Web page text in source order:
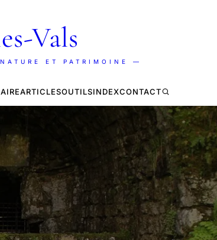
Vals
ET PATRIMOINE —
ARTICLESOUTILSINDEXCONTACT